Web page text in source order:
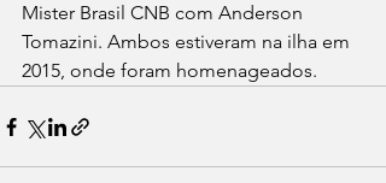
Mister Brasil CNB com Anderson
Tomazini. Ambos estiveram na ilha em
2015, onde foram homenageados.